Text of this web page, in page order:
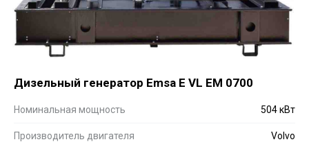
Дизельный генератор Emsa E VL EM 0700
Номинальная мощность 504 кВт
Производитель двигателя Volvo